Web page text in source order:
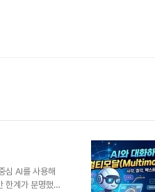
심 AI를 사용해
한계가 분명했습